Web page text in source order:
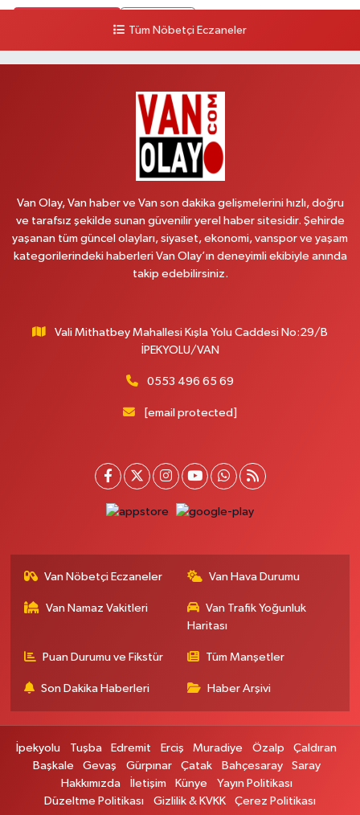
Yol Tarifi Al
ÖZEL AKDAMAR HASTANESİ KARŞISI HATUNİYE MAH.ASMİN SK.NO:11
Çağatay Eczanesi
MAHMUDİYE MAH.VAN-SARAY YOLU 113 D
Yol Tarifi Al
YENİŞEHİR MAH. 117.SOKAK 7-9Ahastane karşısı
Yağmur Karaman Eczanesi
Nefes Eczanesi
MAREŞAL FEVZİ ÇAKMAK CADDESİ EZBERCİLER İŞ MERKEZİ B BLOK
Akpınar Mah. Milli Egemenlik Cad.No:7 A
Karşısı No:33A
Kaplan Eczanesi
Urartu sok. Eski İstanbul Hastanesi Karşısı No:4 E
Tüm Nöbetçi Eczaneler
Van Olay, Van haber ve Van son dakika gelişmelerini hızlı, doğru
ve tarafsız şekilde sunan güvenilir yerel haber sitesidir. Şehirde
yaşanan tüm güncel olayları, siyaset, ekonomi, vanspor ve yaşam
kategorilerindeki haberleri Van Olay’ın deneyimli ekibiyle anında
takip edebilirsiniz.
Vali Mithatbey Mahallesi Kışla Yolu Caddesi No:29/B
İPEKYOLU/VAN
0553 496 65 69
[email protected]
Van Nöbetçi Eczaneler Van Hava Durumu
Van Namaz Vakitleri
Van Trafik Yoğunluk
Haritası
Puan Durumu ve Fikstür Tüm Manşetler
Son Dakika Haberleri Haber Arşivi
İpekyolu Tuşba Edremit Erciş Muradiye Özalp
Çaldıran
Başkale
Gevaş Gürpınar Çatak Bahçesaray
Saray
Hakkımızda
İletişim Künye
Yayın Politikası
Düzeltme Politikası
Gizlilik & KVKK Çerez Politikası